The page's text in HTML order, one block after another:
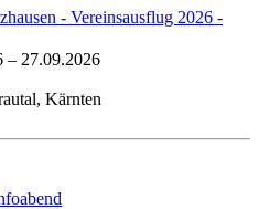
- Vereinsausflug 2026 -
– 27.09.2026
Kärnten